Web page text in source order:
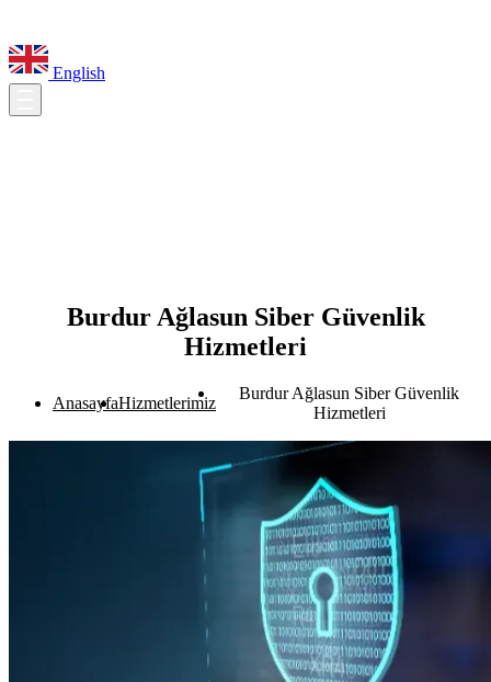
English
Burdur Ağlasun Siber Güvenlik
Hizmetleri
AnasayfaHizmetlerimiz
Burdur Ağlasun Siber Güvenlik
Hizmetleri